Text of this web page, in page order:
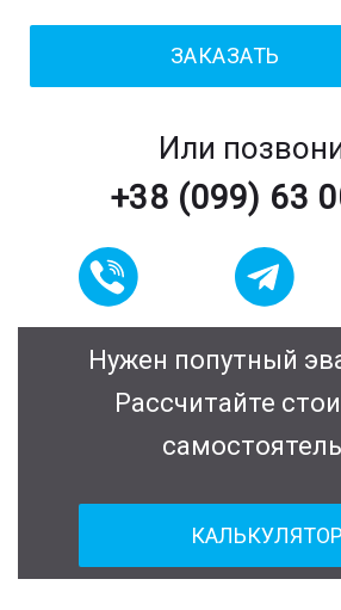
Или
+38 (099) 63
Нужен попутный
Рассчитайте
КАЛЬКУЛЯТОР